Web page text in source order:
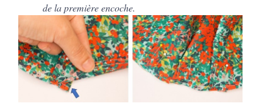
de la première encoche.